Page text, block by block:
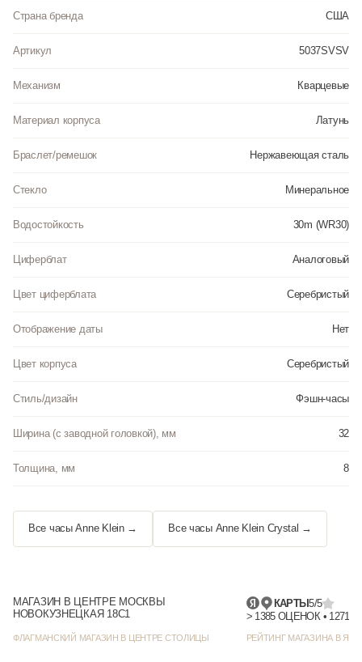
Страна бренда США
Артикул 5037SVSV
Механизм Кварцевые
Материал корпуса Латунь
Браслет/ремешок Нержавеющая сталь
Стекло Минеральное
Водостойкость 30m (WR30)
Циферблат Аналоговый
Цвет циферблата Серебристый
Отображение даты Нет
Цвет корпуса Серебристый
Стиль/дизайн Фэшн-часы
Ширина (с заводной головкой), мм 32
Толщина, мм 8
Все часы Anne Klein → Все часы Anne Klein Crystal →
МАГАЗИН В ЦЕНТРЕ МОСКВЫ
НОВОКУЗНЕЦКАЯ 18С1
ФЛАГМАНСКИЙ МАГАЗИН В ЦЕНТРЕ СТОЛИЦЫ
КАРТЫ5/5
РЕЙТИНГ МАГАЗИНА В